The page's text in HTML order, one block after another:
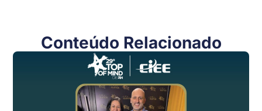
Conteúdo Relacionado